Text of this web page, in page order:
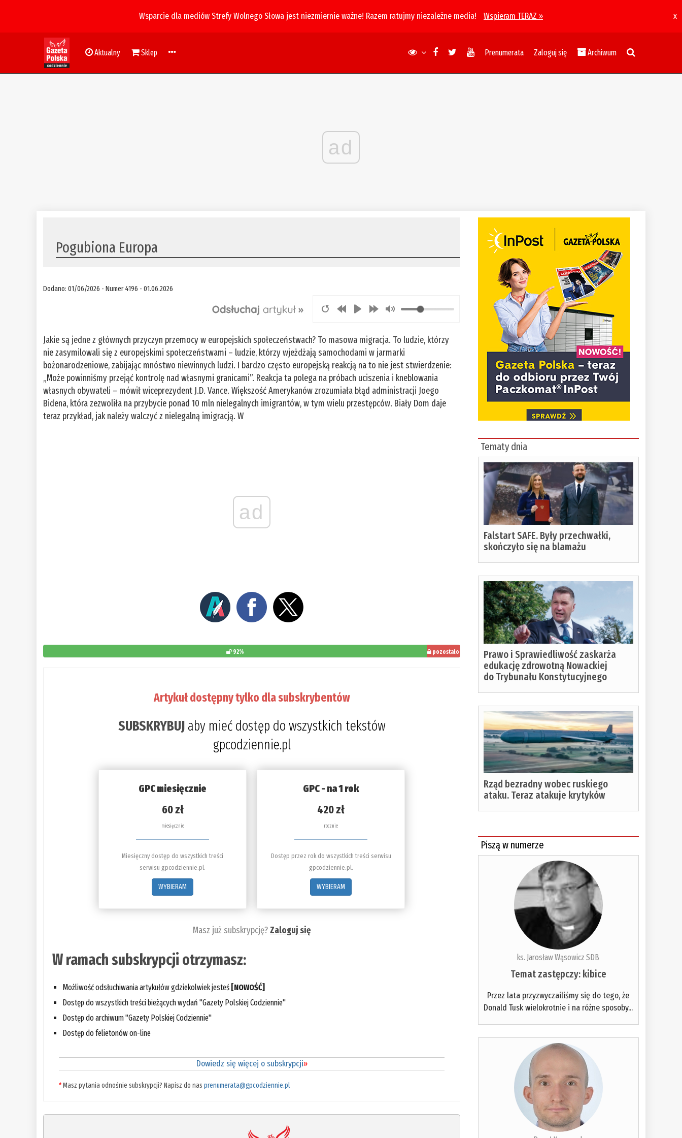
Wsparcie dla mediów Strefy Wolnego Słowa jest niezmiernie ważne! Razem ratujmy niezależne media! Wspieram TERAZ » x
Aktualny Sklep Prenumerata Zaloguj się Archiwum
ad
Pogubiona Europa
Dodano: 01/06/2026 - Numer 4196 - 01.06.2026
Jakie są jedne z głównych przyczyn przemocy w europejskich społeczeństwach? To masowa migracja. To ludzie, którzy
nie zasymilowali się z europejskimi społeczeństwami – ludzie, którzy wjeżdżają samochodami w jarmarki
bożonarodzeniowe, zabijając mnóstwo niewinnych ludzi. I bardzo często europejską reakcją na to nie jest stwierdzenie:
„Może powinniśmy przejąć kontrolę nad własnymi granicami”. Reakcja ta polega na próbach uciszenia i kneblowania
własnych obywateli – mówił wiceprezydent J.D. Vance. Większość Amerykanów zrozumiała błąd administracji Joego
Bidena, która zezwoliła na przybycie ponad 10 mln nielegalnych imigrantów, w tym wielu przestępców. Biały Dom daje
teraz przykład, jak należy walczyć z nielegalną imigracją. W
ad
92%
pozostało
Artykuł dostępny tylko dla subskrybentów
SUBSKRYBUJaby mieć dostęp do wszystkich tekstów
gpcodziennie.pl
GPC miesięcznie
60 zł
miesięcznie
Miesięczny dostęp do wszystkich treści
serwisu gpcodziennie.pl.
WYBIERAM
GPC - na 1 rok
420 zł
rocznie
Dostęp przez rok do wszystkich treści serwisu
gpcodziennie.pl.
WYBIERAM
Masz już subskrypcję?Zaloguj się
W ramach subskrypcji otrzymasz:
Możliwość odsłuchiwania artykułów gdziekolwiek jesteś [NOWOŚĆ]
Dostęp do wszystkich treści bieżących wydań "Gazety Polskiej Codziennie"
Dostęp do archiwum "Gazety Polskiej Codziennie"
Dostęp do felietonów on-line
Dowiedz się więcej o subskrypcji»
*Masz pytania odnośnie subskrypcji? Napisz do nasprenumerata@gpcodziennie.pl
Tematy dnia
Falstart SAFE. Były przechwałki,
skończyło się na blamażu
Prawo i Sprawiedliwość zaskarża
edukację zdrowotną Nowackiej
do Trybunału Konstytucyjnego
Rząd bezradny wobec ruskiego
ataku. Teraz atakuje krytyków
Piszą w numerze
ks. Jarosław Wąsowicz SDB
Temat zastępczy: kibice
Przez lata przyzwyczailiśmy się do tego, że
Donald Tusk wielokrotnie i na różne sposoby...